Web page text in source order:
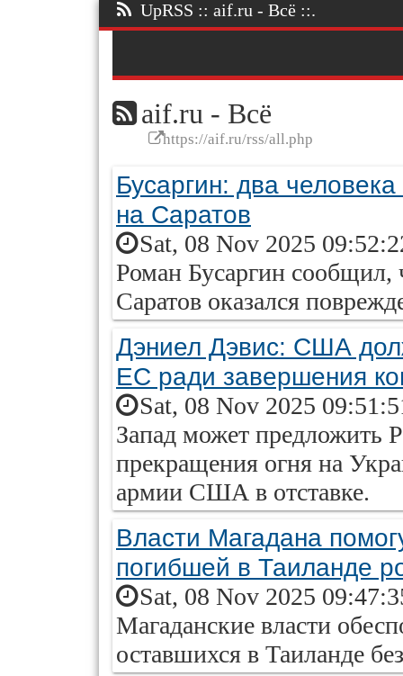
UpRSS :: aif.ru - Всё ::.
aif.ru - Всё
https://aif.ru/rss/all.php
Бусаргин: два
на Саратов
Sat, 08 Nov 2025
Роман Бусаргин сообщил,
Саратов оказался
Дэниел Дэвис: США
ЕС ради завершения
Sat, 08 Nov 2025
Запад может предложить
прекращения огня на
армии США в отставке.
Власти Магадана
погибшей в Таиланде
Sat, 08 Nov 2025
Магаданские власти
оставшихся в Таиланде